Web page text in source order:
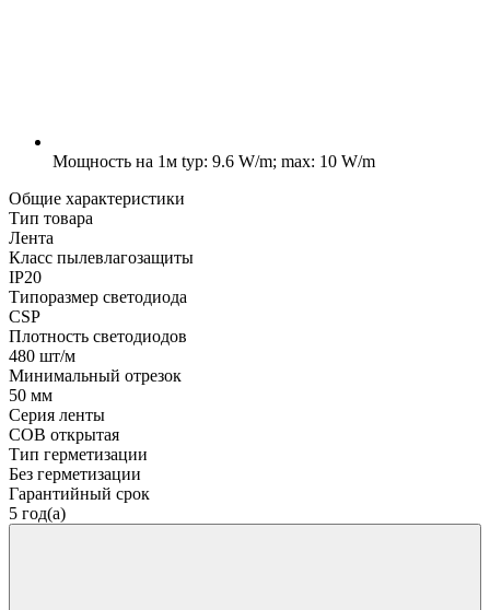
Мощность на 1м typ: 9.6 W/m; max: 10 W/m
Общие характеристики
Тип товара
Лента
Класс пылевлагозащиты
IP20
Типоразмер светодиода
CSP
Плотность светодиодов
480 шт/м
Минимальный отрезок
50 мм
Серия ленты
COB открытая
Тип герметизации
Без герметизации
Гарантийный срок
5 год(а)